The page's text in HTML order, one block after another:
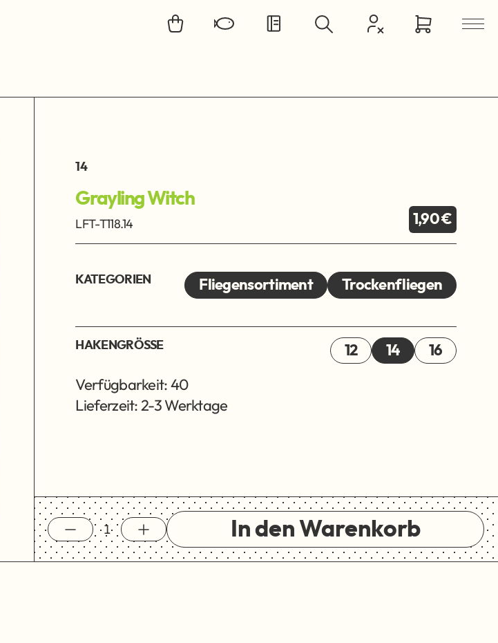
14
Grayling Witch
LFT-T118.14 1,90 €
KATEGORIEN Fliegensortiment Trockenfliegen
HAKENGRÖSSE 12 14 16
Verfügbarkeit: 40
Lieferzeit: 2-3 Werktage
In den Warenkorb